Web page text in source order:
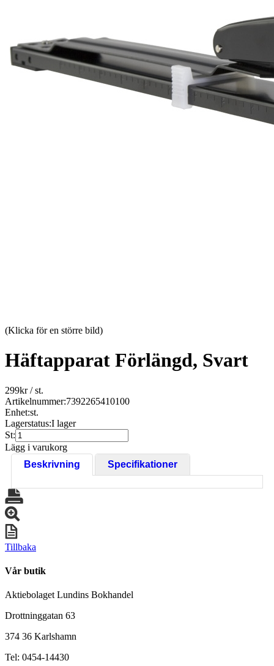
(Klicka för en större bild)
Häftapparat Förlängd, Svart
299kr/ st.
Artikelnummer:7392265410100
Enhet:st.
Lagerstatus:I lager
St:
Lägg i varukorg
Beskrivning
Specifikationer
Tillbaka
Vår butik
Aktiebolaget Lundins Bokhandel
Drottninggatan 63
374 36 Karlshamn
Tel: 0454-14430